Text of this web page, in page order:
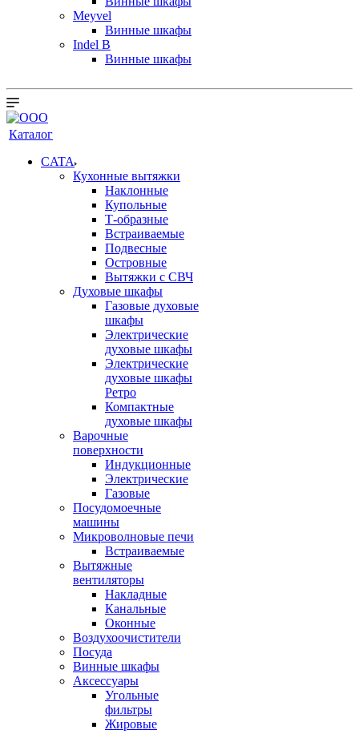
Meyvel
Винные шкафы
Indel B
Винные шкафы
Каталог
CATA
Кухонные вытяжки
Наклонные
Купольные
Т-образные
Встраиваемые
Подвесные
Островные
Вытяжки с СВЧ
Духовые шкафы
Газовые духовые
шкафы
Электрические
духовые шкафы
Электрические
духовые шкафы
Ретро
Компактные
духовые шкафы
Варочные
поверхности
Индукционные
Электрические
Газовые
Посудомоечные
машины
Микроволновые печи
Встраиваемые
Вытяжные
вентиляторы
Накладные
Канальные
Оконные
Воздухоочистители
Посуда
Винные шкафы
Аксессуары
Угольные
фильтры
Жировые